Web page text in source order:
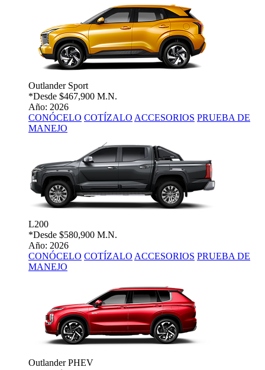
Outlander Sport
*Desde $467,900 M.N.
Año: 2026
CONÓCELO COTÍZALO ACCESORIOS PRUEBA DE
MANEJO
L200
*Desde $580,900 M.N.
Año: 2026
CONÓCELO COTÍZALO ACCESORIOS PRUEBA DE
MANEJO
Outlander PHEV